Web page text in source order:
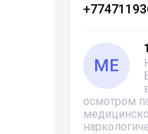
ME
осмотром